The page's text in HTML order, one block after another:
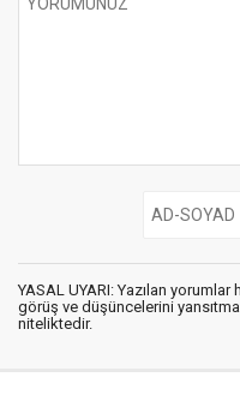
YASAL UYARI: Yazılan
görüş ve düşüncelerini
niteliktedir.